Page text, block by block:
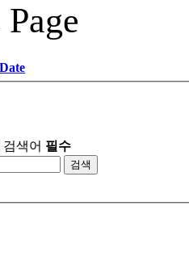
Page
Date
검색어 필수
검색